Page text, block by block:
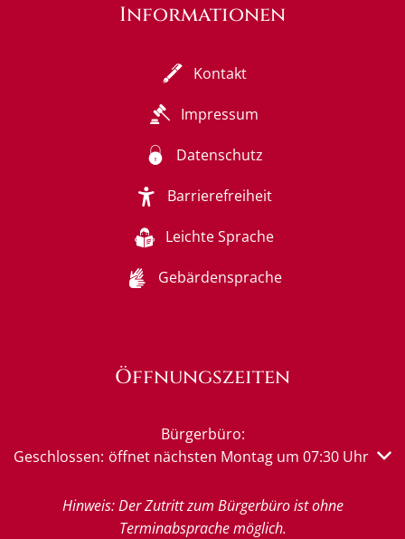
Informationen
Kontakt
Impressum
Datenschutz
Barrierefreiheit
Leichte Sprache
Gebärdensprache
Öffnungszeiten
Bürgerbüro:
Klicken, um weitere Öffnungs- oder Schließzeiten
Geschlossen: öffnet nächsten Montag um 07:30 Uhr
Hinweis: Der Zutritt zum Bürgerbüro ist ohne
Terminabsprache möglich.